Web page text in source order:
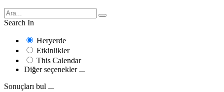
Search In
Heryerde
Etkinlikler
This Calendar
Diğer seçenekler ...
Sonuçları bul ...